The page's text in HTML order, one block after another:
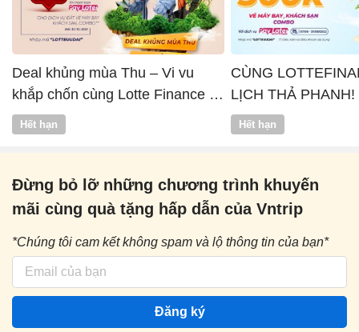
Deal khủng mùa Thu – Vi vu
khắp chốn cùng Lotte Finance x
Vntrip
Hết hạn
CÙNG
LỊCH THẢ PHANH!
Hết hạn
Đừng bỏ lỡ những chương trình khuyến
mãi cùng quà tặng hấp dẫn của Vntrip
*Chúng tôi cam kết không spam và lộ thông tin của bạn*
Đăng ký